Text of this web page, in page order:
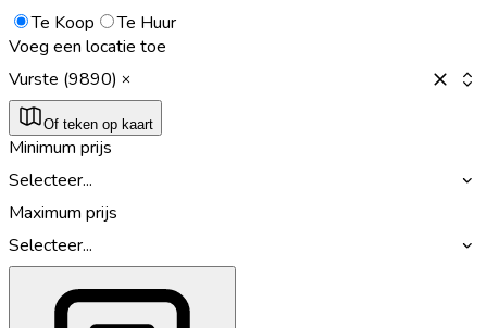
Te Koop
Te Huur
Voeg een locatie toe
Vurste (9890)
Of teken op kaart
Minimum prijs
Selecteer...
Maximum prijs
Selecteer...